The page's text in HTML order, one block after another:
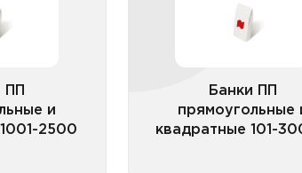
ПП
и
2500
и
категории
Банки ПП
прямоугольные
квадратные 101-
Банки ПП
квадратные 101-